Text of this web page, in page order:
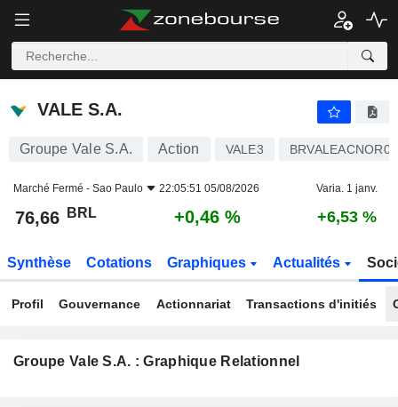
VALE S.A.
VALE S.A.
Groupe Vale S.A. Action VALE3 BRVALEACNOR0
Marché Fermé - Sao Paulo 22:05:51 05/08/2026 Varia. 1 janv.
76,66 BRL +0,46 % +6,53 %
Synthèse Cotations Graphiques Actualités
Profil Gouvernance Actionnariat Transactions d'initiés
Groupe Vale S.A. : Graphique Relationnel